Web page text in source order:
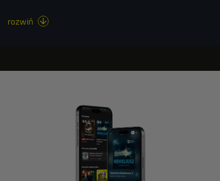
rozwiń 